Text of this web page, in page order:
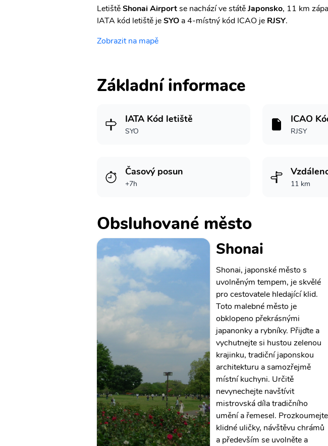
LetištěShonai Airportse nachází ve státěJaponsko, 11 km
IATA kód letiště jeSYO a 4-místný kód ICAO je RJSY.
Zobrazit na mapě
Základní informace
IATA Kód letiště
SYO
ICAO
RJSY
Časový posun
+7h 11 km
Obsluhované město
Shonai
Shonai, japonské město s
uvolněným tempem, je skvělé
pro cestovatele hledající klid.
Toto malebné město je
obklopeno překrásnými
japanonky a rybníky. Přijďte a
vychutnejte si hustou zelenou
krajinku, tradiční japonskou
architekturu a samozřejmě
místní kuchyni. Určitě
nevynechejte navštívit
mistrovská díla tradičního
umění a řemesel. Prozkoumejte
klidné uličky, návštěvu chrámů
a především se uvolněte a